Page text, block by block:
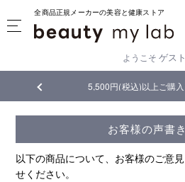
全商品正規メーカーの美容と健康ストア
ようこそ ゲスト
5,500円(税込)以上ご購
お客様の声書
以下の商品について、お客様のご意
せください。